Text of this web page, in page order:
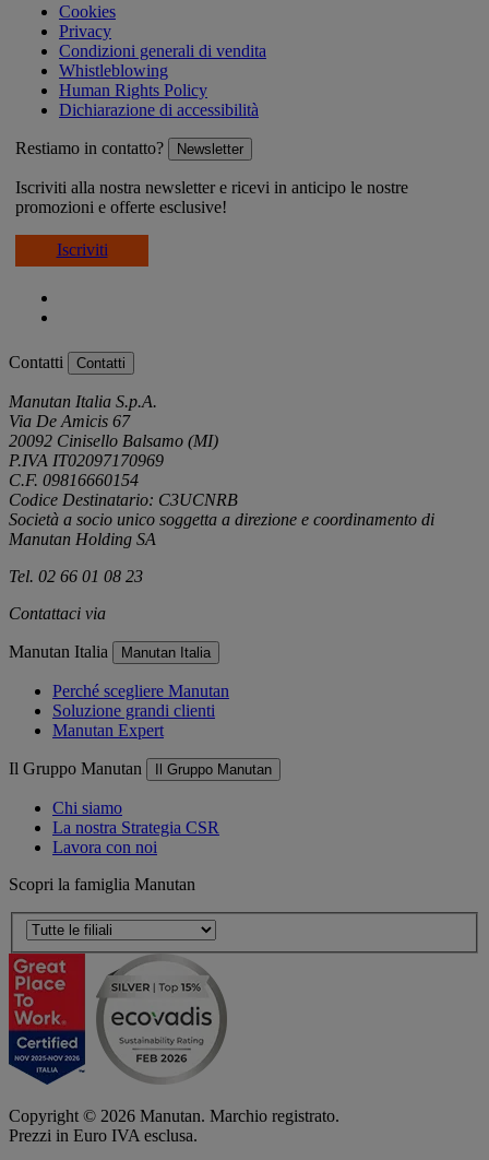
Cookies
Privacy
Condizioni generali di vendita
Whistleblowing
Human Rights Policy
Dichiarazione di accessibilità
Restiamo in contatto? Newsletter
Iscriviti alla nostra newsletter e ricevi in anticipo le nostre
promozioni e offerte esclusive!
Iscriviti
Contatti Contatti
Manutan Italia S.p.A.
Via De Amicis 67
20092 Cinisello Balsamo (MI)
P.IVA IT02097170969
C.F. 09816660154
Codice Destinatario: C3UCNRB
Società a socio unico soggetta a direzione e coordinamento di
Manutan Holding SA
Tel. 02 66 01 08 23
Contattaci via
Manutan Italia Manutan Italia
Perché scegliere Manutan
Soluzione grandi clienti
Manutan Expert
Il Gruppo Manutan Il Gruppo Manutan
Chi siamo
La nostra Strategia CSR
Lavora con noi
Scopri la famiglia Manutan
Copyright © 2026 Manutan. Marchio registrato.
Prezzi in Euro IVA esclusa.